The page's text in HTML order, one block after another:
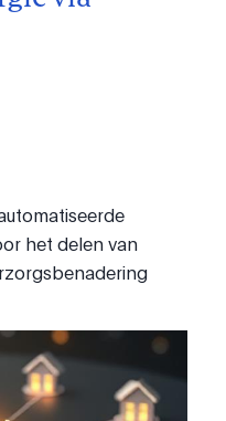
het delen van